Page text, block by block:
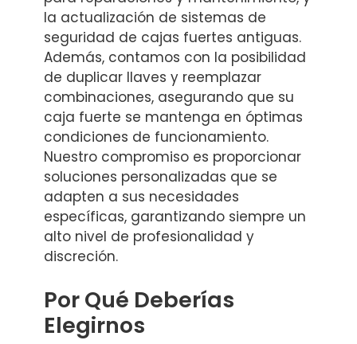
la actualización de sistemas de
seguridad de cajas fuertes antiguas.
Además, contamos con la posibilidad
de duplicar llaves y reemplazar
combinaciones, asegurando que su
caja fuerte se mantenga en óptimas
condiciones de funcionamiento.
Nuestro compromiso es proporcionar
soluciones personalizadas que se
adapten a sus necesidades
específicas, garantizando siempre un
alto nivel de profesionalidad y
discreción.
Por Qué Deberías
Elegirnos